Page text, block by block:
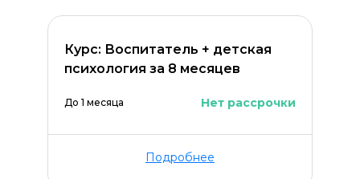
Курс: Воспитатель + детская
психология за 8 месяцев
До 1 месяца Нет рассрочки
Подробнее